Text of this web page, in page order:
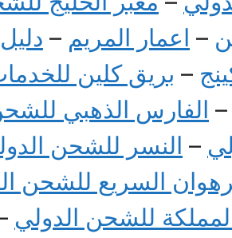
– اعمار المريم –
– بريق كلين
– الفارس الذهبي
– النسر للشحن
السريع للشحن
للشحن الدولي